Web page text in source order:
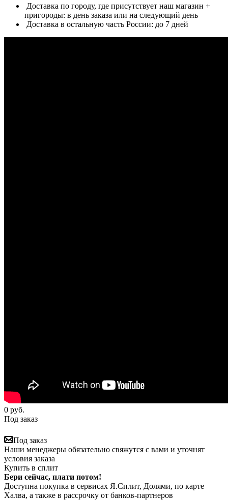
Доставка по городу, где присутствует наш магазин +
пригороды: в день заказа или на следующий день
Доставка в остальную часть России: до 7 дней
0 руб.
Под заказ
Под заказ
Наши менеджеры обязательно свяжутся с вами и уточнят
условия заказа
Купить в сплит
Бери сейчас, плати потом!
Доступна покупка в сервисах Я.Сплит, Долями, по карте
Халва, а также в рассрочку от банков-партнеров